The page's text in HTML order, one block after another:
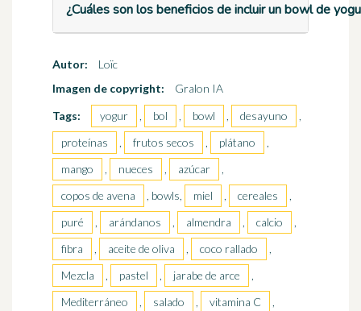
¿Cuáles son los beneficios de incluir un bowl de
Autor:
Loïc
Imagen de copyright:
Gralon IA
Tags:
yogur , bol , bowl , desayuno
,
proteínas
, frutos secos , plátano
,
mango
, nueces , azúcar
,
copos de avena
, bowls, miel , cereales
,
puré
, arándanos , almendra , calcio
,
fibra
, aceite de oliva , coco rallado
,
Mezcla
, pastel , jarabe de arce
,
Mediterráneo
, salado , vitamina C
,